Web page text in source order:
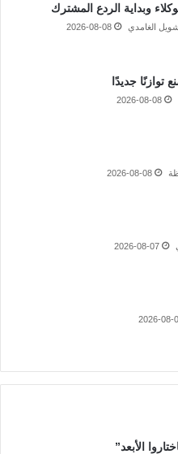
وبداية الردع المشترك
الغامدي 2026-08-08
توازنًا جديدًا
2026-08-08
2026-08-08
2026-08-07
2026-08-
الأبعد”